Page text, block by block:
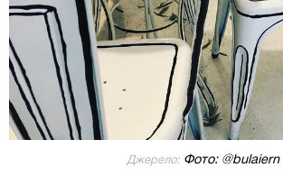
Джерело:Фото: @bulaiern